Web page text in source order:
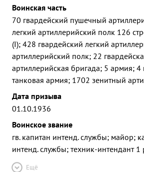
Воинская часть
70 гвардейский пушечный
легкий артиллерийский полк 126
(I); 428 гвардейский легкий
артиллерийский полк; 22
артиллерийская бригада; 5 армия; 4
танковая армия; 1702 зенитный
Дата призыва
01.10.1936
Воинское звание
гв. капитан интенд. службы; майор;
интенд. службы; техник-интендант 1
Ещё